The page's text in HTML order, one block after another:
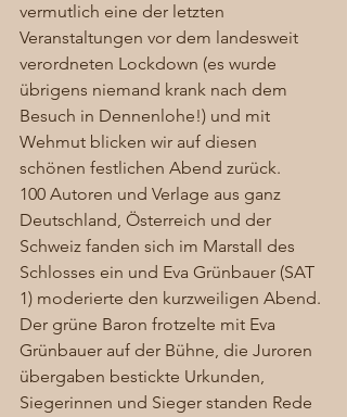
vermutlich eine der letzten
Veranstaltungen vor dem landesweit
verordneten Lockdown (es wurde
übrigens niemand krank nach dem
Besuch in Dennenlohe!) und mit
Wehmut blicken wir auf diesen
schönen festlichen Abend zurück.
100 Autoren und Verlage aus ganz
Deutschland, Österreich und der
Schweiz fanden sich im Marstall des
Schlosses ein und Eva Grünbauer (SAT
1) moderierte den kurzweiligen Abend.
Der grüne Baron frotzelte mit Eva
Grünbauer auf der Bühne, die Juroren
übergaben bestickte Urkunden,
Siegerinnen und Sieger standen Rede